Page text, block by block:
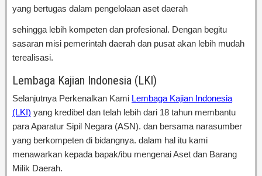
yang bertugas dalam pengelolaan aset daerah
sehingga lebih kompeten dan profesional. Dengan begitu
sasaran misi pemerintah daerah dan pusat akan lebih mudah
terealisasi.
Lembaga Kajian Indonesia (LKI)
Selanjutnya Perkenalkan Kami Lembaga Kajian Indonesia
(LKI) yang kredibel dan telah lebih dari 18 tahun membantu
para Aparatur Sipil Negara (ASN). dan bersama narasumber
yang berkompeten di bidangnya. dalam hal itu kami
menawarkan kepada bapak/ibu mengenai Aset dan Barang
Milik Daerah.